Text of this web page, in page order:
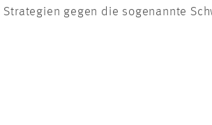
gegen die sogenannte